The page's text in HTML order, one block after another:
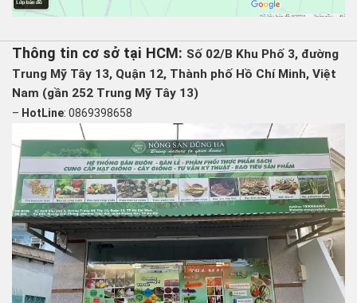
Thông tin cơ sở tại HCM: Số 02/B Khu Phố 3, đường
Trung Mỹ Tây 13, Quận 12, Thành phố Hồ Chí Minh, Việt
Nam (gần 252 Trung Mỹ Tây 13)
– HotLine: 0869398658